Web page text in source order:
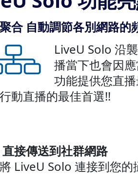
合 自動調節各別網路的
LiveU Solo 沿
播當下也會因
功能提供您直
動直播的最佳首選!!
接傳送到社群網路
LiveU Solo 連接到您